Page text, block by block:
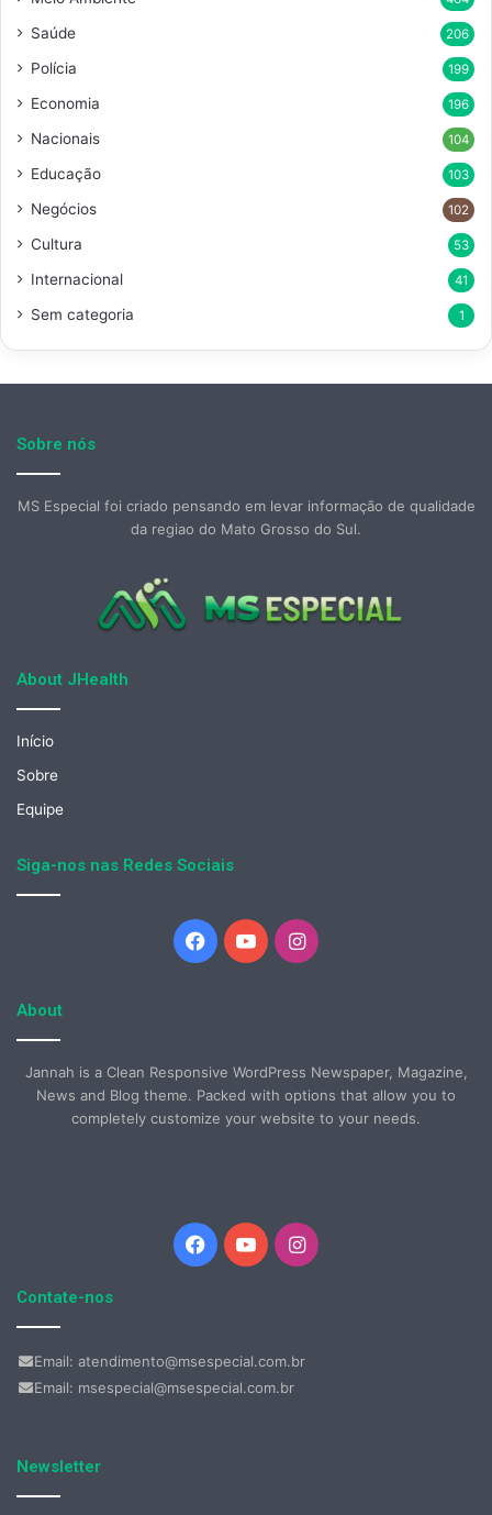
Saúde 206
Polícia 199
Economia 196
Nacionais 104
Educação 103
Negócios 102
Cultura 53
Internacional 41
Sem categoria 1
Sobre nós
MS Especial foi criado pensando em levar informação de qualidade
da regiao do Mato Grosso do Sul.
About JHealth
Início
Sobre
Equipe
Siga-nos nas Redes Sociais
Facebook
YouTubeInstagram
About
Jannah is a Clean Responsive WordPress Newspaper, Magazine,
News and Blog theme. Packed with options that allow you to
completely customize your website to your needs.
Facebook
YouTubeInstagram
Contate-nos
Email: atendimento@msespecial.com.br
Email: msespecial@msespecial.com.br
Newsletter